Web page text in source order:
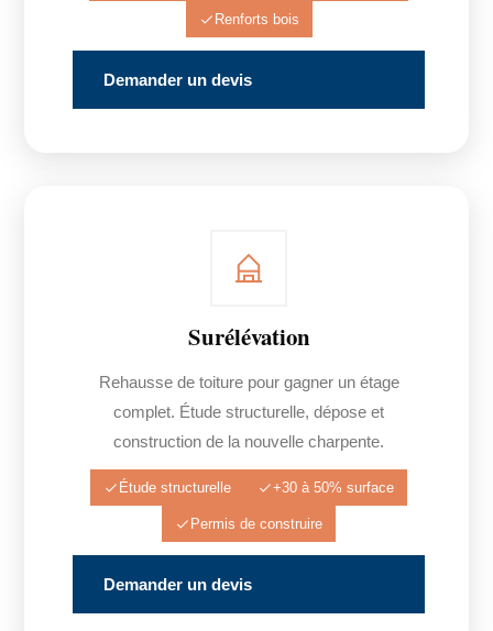
Renforts bois
Demander un devis
Surélévation
Rehausse de toiture pour gagner un étage
complet. Étude structurelle, dépose et
construction de la nouvelle charpente.
Étude structurelle +30 à 50% surface
Permis de construire
Demander un devis